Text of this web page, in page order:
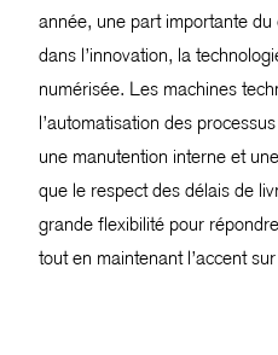
année, une part importante
dans l’innovation, la
numérisée. Les machines
l’automatisation des
une manutention interne et
que le respect des délais de
grande flexibilité pour
tout en maintenant l’accent